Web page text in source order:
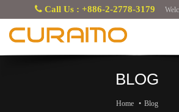
Call Us : +886-2-2778-3179
BLOG
Home Blog